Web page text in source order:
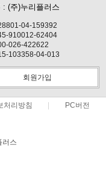
: (주)누리플러스
04-159392
910012-62404
026-422622
103358-04-013
회원가입
처리방침 PC버전
러스